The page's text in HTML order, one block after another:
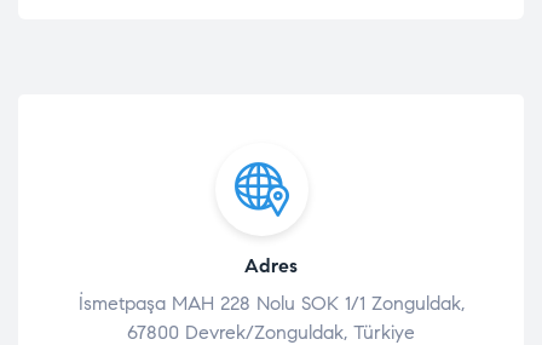
Adres
İsmetpaşa MAH 228 Nolu SOK 1/1 Zonguldak,
67800 Devrek/Zonguldak, Türkiye